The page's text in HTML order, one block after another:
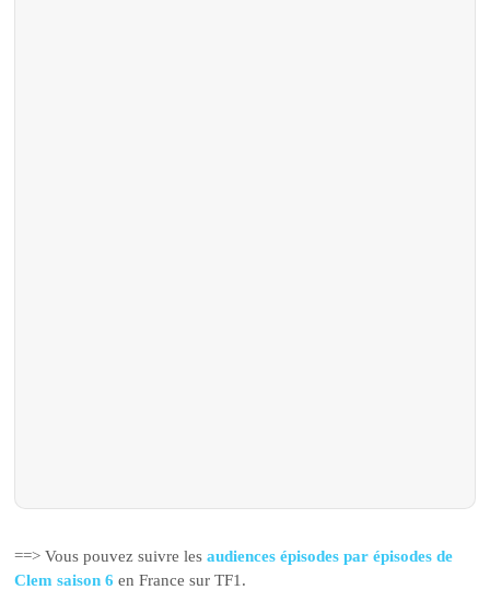
==> Vous pouvez suivre lesaudiences épisodes par épisodes de
Clem saison 6 en France sur TF1.